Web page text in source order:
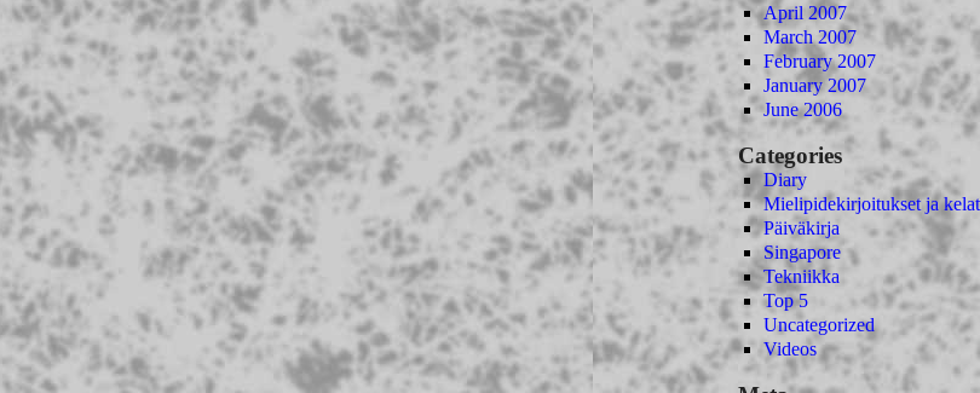
April 2007
March 2007
February 2007
January 2007
June 2006
Categories
Diary
Mielipidekirjoitukset ja kelat
Päiväkirja
Singapore
Tekniikka
Top 5
Uncategorized
Videos